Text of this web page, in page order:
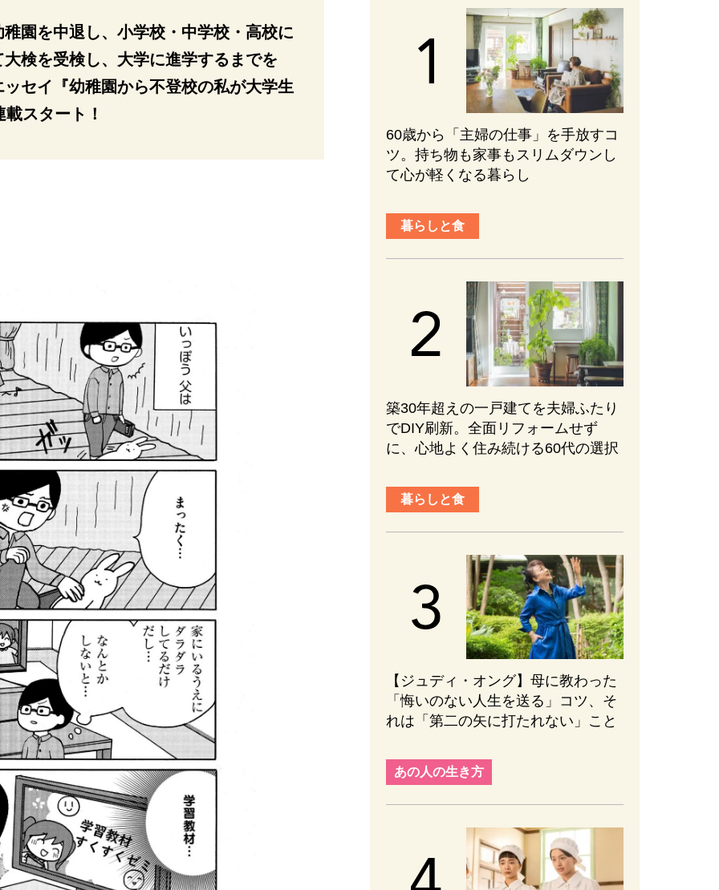
園を中退し、小学校・中学校・高校に
検を受検し、大学に進学するまでを
セイ『幼稚園から不登校の私が大学生
スタート！
60歳から「主婦の仕事」を手放すコ
ツ。持ち物も家事もスリムダウンし
て心が軽くなる暮らし
暮らしと食
築30年超えの一戸建てを夫婦ふたり
でDIY刷新。全面リフォームせず
に、心地よく住み続ける60代の選択
暮らしと食
【ジュディ・オング】母に教わった
「悔いのない人生を送る」コツ、そ
れは「第二の矢に打たれない」こと
あの人の生き方